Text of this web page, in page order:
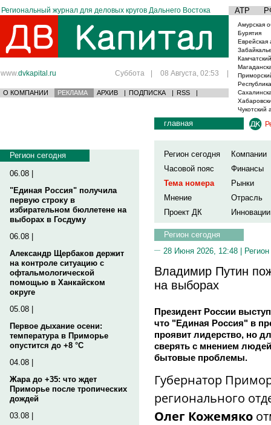
Региональный журнал для деловых кругов Дальнего Востока АТР
www.dvkapital.ru Суббота | 08 Августа, 02:53 |
О КОМПАНИИ РЕКЛАМА АРХИВ | ПОДПИСКА | RSS |
Амурская
Бурятия
Еврейская
Чукотский
Регион сегодня
06.08 |
"Единая Россия" получила
первую строку в
избирательном бюллетене на
выборах в Госдуму
06.08 |
Александр Щербаков держит
на контроле ситуацию с
офтальмологической
помощью в Ханкайском
округе
05.08 |
Первое дыхание осени:
температура в Приморье
опустится до +8 °C
04.08 |
Жара до +35: что ждет
Приморье после тропических
дождей
03.08 |
главная
Регион сегодня
Компании
Часовой пояс
Финансы
Тема номера
Рынки
Мнение
Отрасль
Проект ДК
Инновации
Регион сегодня
28 Июня 2026, 12:48 |
Владимир Путин
на выборах
Президент России
что "Единая Россия" в
проявит лидерство, но
сверять с мнением
бытовые проблемы.
Губернатор
регионального
Олег Кожемяко